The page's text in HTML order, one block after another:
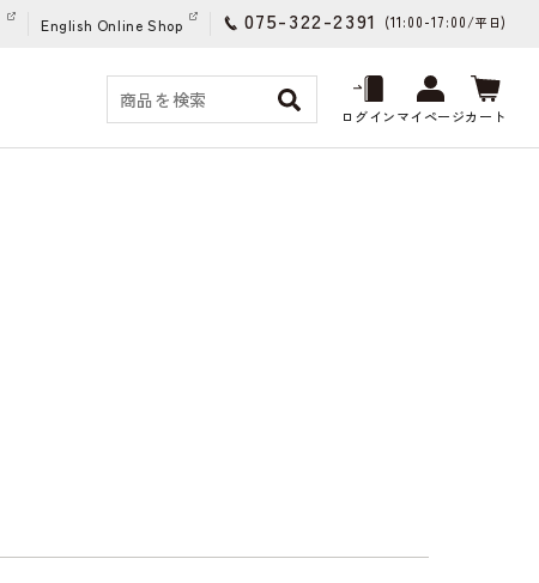
English Online Shop 075-322-2391 (11:00-17:00/平日)
ログインマイページカート